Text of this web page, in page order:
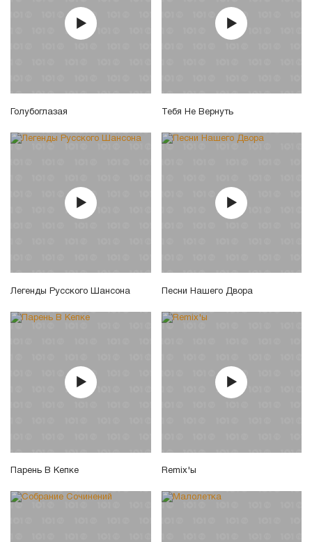
Голубоглазая Тебя Не Вернуть
Легенды Русского Шансона Песни Нашего Двора
Парень В Кепке Remix'ы